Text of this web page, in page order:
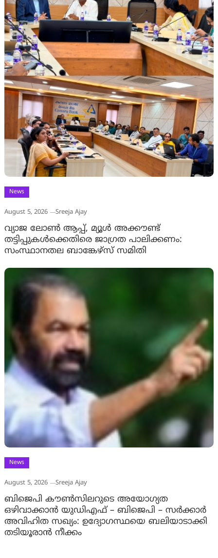
News
August 5, 2026 Sreeja Ajay
വ്യാജ ലോൺ ആപ്പ്, മ്യൂൾ അക്കൗണ്ട്
തട്ടിപ്പുകൾക്കെതിരെ ജാ​ഗ്രത പാലിക്കണം:
സംസ്ഥാനതല ബാങ്കേഴ്സ് സമിതി
News
August 5, 2026 Sreeja Ajay
ബിജെപി കൗൺസിലറുടെ അയോഗ്യത
ഒഴിവാക്കാൻ യുഡിഎഫ് – ബിജെപി – സർക്കാർ
അവിഹിത സഖ്യം: ഉദ്യോഗസ്ഥയെ ബലിയാടാക്കി
തടിയൂരാൻ നീക്കം